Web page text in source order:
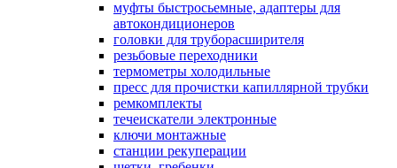
муфты быстросьемные, адаптеры для
автокондиционеров
головки для труборасширителя
резьбовые переходники
термометры холодильные
пресс для прочистки капиллярной трубки
ремкомплекты
течеискатели электронные
ключи монтажные
станции рекуперации